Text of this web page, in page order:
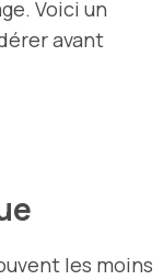
Voici un
avant
les moins